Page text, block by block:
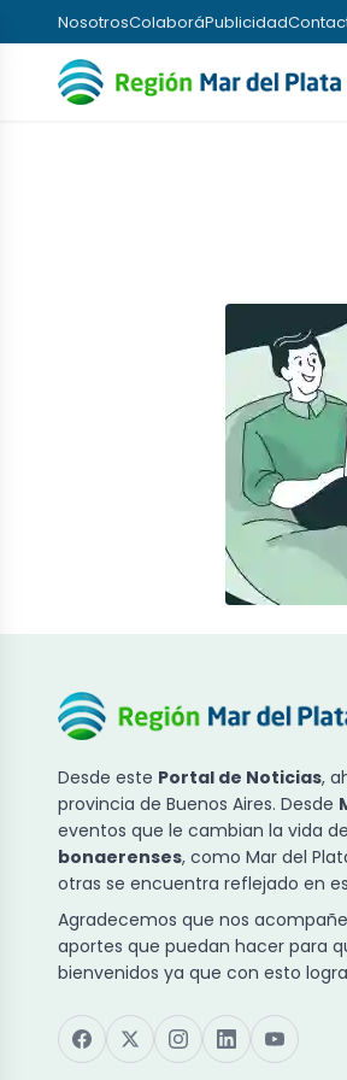
NosotrosColaboráPublicidad
Desde este Portal de Noticias,
provincia de Buenos Aires. Desde
eventos que le cambian la vida
bonaerenses, como Mar del
otras se encuentra reflejado en
Agradecemos que nos
aportes que puedan hacer para
bienvenidos ya que con esto